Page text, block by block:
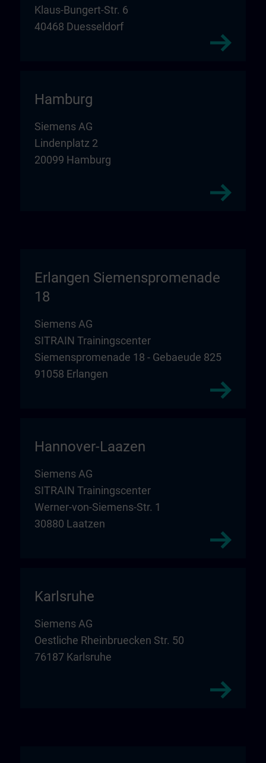
Klaus-Bungert-Str. 6
40468 Duesseldorf
Hamburg
Siemens AG
Lindenplatz 2
20099 Hamburg
Erlangen Siemenspromenade
18
Siemens AG
SITRAIN Trainingscenter
Siemenspromenade 18 - Gebaeude 825
91058 Erlangen
Hannover-Laazen
Siemens AG
SITRAIN Trainingscenter
Werner-von-Siemens-Str. 1
30880 Laatzen
Karlsruhe
Siemens AG
Oestliche Rheinbruecken Str. 50
76187 Karlsruhe